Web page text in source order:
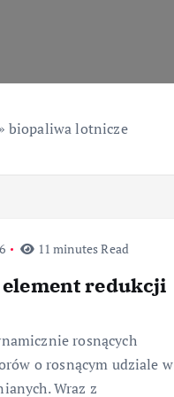
» biopaliwa lotnicze
11 minutes Read
redukcji
rosnących
o rosnącym udziale w
Wraz z